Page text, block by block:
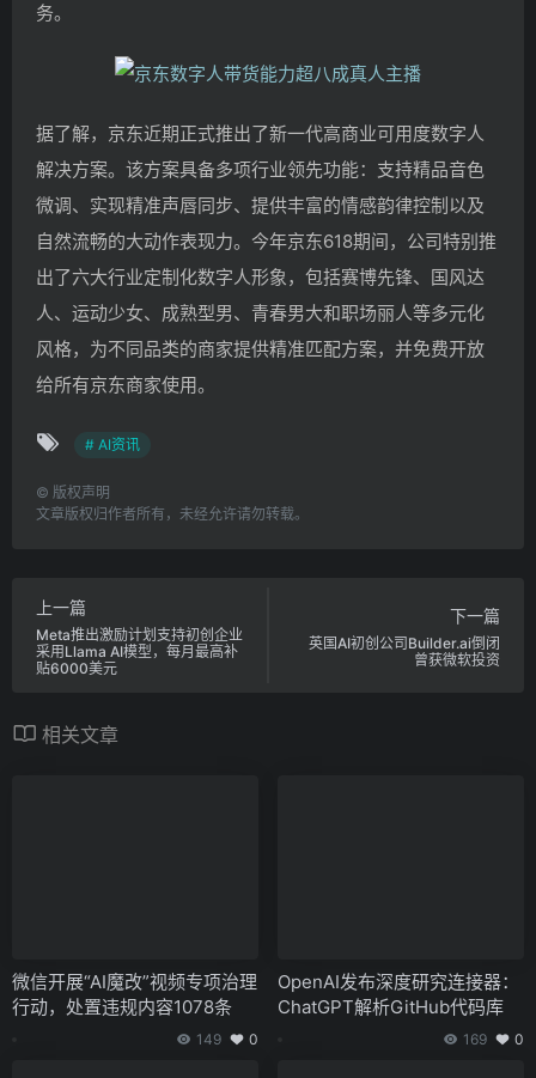
务。
据了解，京东近期正式推出了新一代高商业可用度数字人
解决方案。该方案具备多项行业领先功能：支持精品音色
微调、实现精准声唇同步、提供丰富的情感韵律控制以及
自然流畅的大动作表现力。今年京东618期间，公司特别推
出了六大行业定制化数字人形象，包括赛博先锋、国风达
人、运动少女、成熟型男、青春男大和职场丽人等多元化
风格，为不同品类的商家提供精准匹配方案，并免费开放
给所有京东商家使用。
# AI资讯
© 版权声明
文章版权归作者所有，未经允许请勿转载。
上一篇
Meta推出激励计划支持初创企业
采用Llama AI模型，每月最高补
贴6000美元
下一篇
英国AI初创公司Builder.ai倒闭
曾获微软投资
相关文章
微信开展“AI魔改”视频专项治理
行动，处置违规内容1078条
149 0
OpenAI发布深度研究连接器：
ChatGPT解析GitHub代码库
169 0